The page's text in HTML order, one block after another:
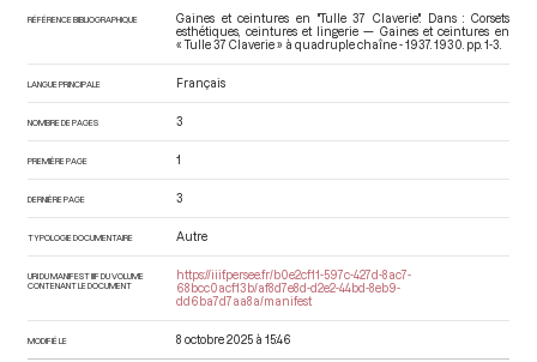
RÉFÉRENCE BIBLIOGRAPHIQUE
Gaines et ceintures en "Tulle 37 Claverie". Dans : Corsets
esthétiques, ceintures et lingerie — Gaines et ceintures en
« Tulle 37 Claverie » à quadruple chaîne - 1937 . 1930. pp. 1-3.
LANGUE PRINCIPALE Français
NOMBRE DE PAGES 3
PREMIÈRE PAGE 1
DERNIÈRE PAGE 3
TYPOLOGIE DOCUMENTAIRE Autre
URI DU MANIFEST IIIF DU VOLUME
CONTENANT LE DOCUMENT
https://iiif.persee.fr/b0e2cf11-597c-427d-8ac7-
68bcc0acf13b/af8d7e8d-d2e2-44bd-8eb9-
dd6ba7d7aa8a/manifest
MODIFIÉ LE 8 octobre 2025 à 15:46